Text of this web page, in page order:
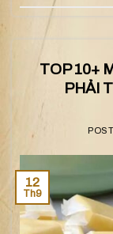
TOP 10+
PHẢI
12
Th9